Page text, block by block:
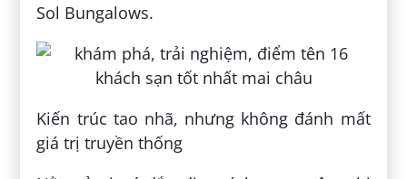
Sol Bungalows.
Kiến trúc tao nhã, nhưng không đánh mất
giá trị truyền thống